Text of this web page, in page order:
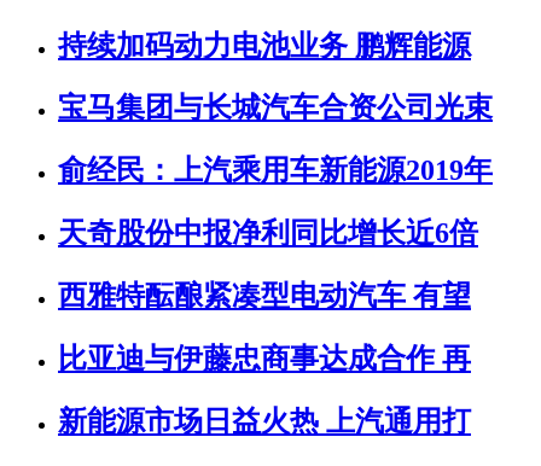
持续加码动力电池业务 鹏辉能源
宝马集团与长城汽车合资公司光束
俞经民：上汽乘用车新能源2019年
天奇股份中报净利同比增长近6倍
西雅特酝酿紧凑型电动汽车 有望
比亚迪与伊藤忠商事达成合作 再
新能源市场日益火热 上汽通用打